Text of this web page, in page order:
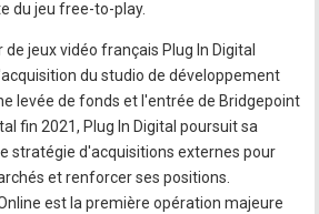
du jeu free-to-play.
jeux vidéo français Plug In Digital
du studio de développement
levée de fonds et l'entrée de Bridgepoint
fin 2021, Plug In Digital poursuit sa
stratégie d'acquisitions externes pour
et renforcer ses positions.
est la première opération majeure